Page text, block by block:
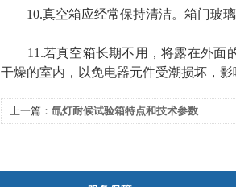
10.真空箱应经常保持清洁。箱门玻璃
11.若真空箱长期不用，将露在外面的
干燥的室内，以免电器元件受潮损坏，影
上一篇： 氙灯耐候试验箱特点和技术参数